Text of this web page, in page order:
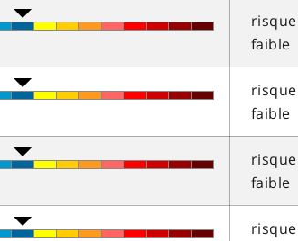
risque
faible
risque
faible
risque
faible
risque